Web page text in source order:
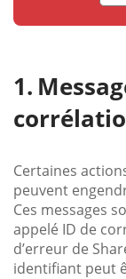
Certaines
peuvent
Ces messages
appelé ID de
d’erreur de
identifiant peut